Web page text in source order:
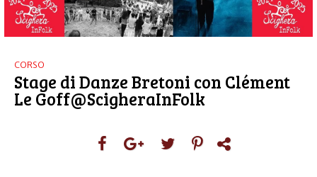
CORSO
Stage di Danze Bretoni con Clément
Le Goff@ScigheraInFolk